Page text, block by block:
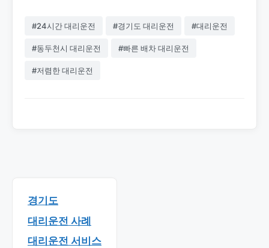
#24시간 대리운전 #경기도 대리운전 #대리운전
#동두천시 대리운전 #빠른 배차 대리운전
#저렴한 대리운전
경기도
대리운전 사례
대리운전 서비스